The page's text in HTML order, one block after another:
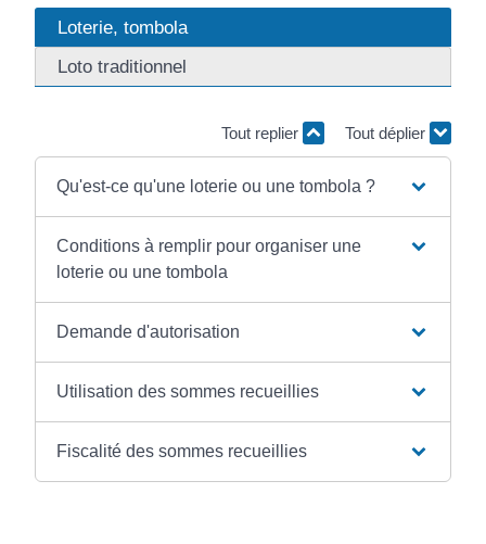
Loterie, tombola
Loto traditionnel
Tout replier Tout déplier
Qu'est-ce qu'une loterie ou une tombola ?
Conditions à remplir pour organiser une
loterie ou une tombola
Demande d'autorisation
Utilisation des sommes recueillies
Fiscalité des sommes recueillies